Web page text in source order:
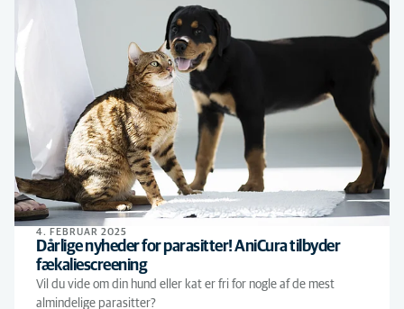
4. FEBRUAR 2025
Dårlige nyheder for parasitter! AniCura tilbyder
fækaliescreening
Vil du vide om din hund eller kat er fri for nogle af de mest
almindelige parasitter?